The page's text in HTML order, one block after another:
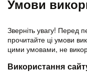
Умови
Зверніть увагу! Перед
прочитайте ці умови
цими умовами, не
Використання